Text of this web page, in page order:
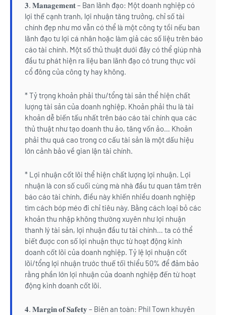
𝟑. 𝐌𝐚𝐧𝐚𝐠𝐞𝐦𝐞𝐧𝐭 – Ban lãnh đạo: Một doanh nghiệp có
lợi thế cạnh tranh, lợi nhuận tăng trưởng, chỉ số tài
chính đẹp như mơ vẫn có thể là một công ty tồi nếu ban
lãnh đạo tư lợi cá nhân hoặc làm giả các số liệu trên báo
cáo tài chính. Một số thủ thuật dưới đây có thể giúp nhà
đầu tư phát hiện ra liệu ban lãnh đạo có trung thực với
cổ đông của công ty hay không.
* Tỷ trọng khoản phải thu/tổng tài sản thể hiện chất
lượng tài sản của doanh nghiệp. Khoản phải thu là tài
khoản dễ biến tấu nhất trên báo cáo tài chính qua các
thủ thuật như tạo doanh thu ảo, tăng vốn ảo… Khoản
phải thu quá cao trong cơ cấu tài sản là một dấu hiệu
lớn cảnh bảo về gian lận tài chính.
* Lợi nhuận cốt lõi thể hiện chất lượng lợi nhuận. Lợi
nhuận là con số cuối cùng mà nhà đầu tư quan tâm trên
báo cáo tài chính, điều này khiến nhiều doanh nghiệp
tìm cách bóp méo đi chỉ tiêu này. Bằng cách loại bỏ các
khoản thu nhập không thường xuyên như lợi nhuận
thanh lý tài sản, lợi nhuận đầu tư tài chính… ta có thể
biết được con số lợi nhuận thực từ hoạt động kinh
doanh cốt lõi của doanh nghiệp. Tỷ lệ lợi nhuận cốt
lõi/tổng lợi nhuận trước thuế tối thiểu 50% để đảm bảo
rằng phần lớn lợi nhuận của doanh nghiệp đến từ hoạt
động kinh doanh cốt lõi.
𝟒. 𝐌𝐚𝐫𝐠𝐢𝐧 𝐨𝐟 𝐒𝐚𝐟𝐞𝐭𝐲 – Biên an toàn: Phil Town khuyên